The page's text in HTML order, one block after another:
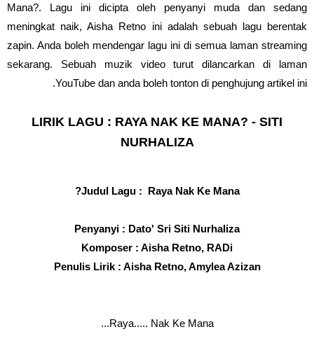
Mana?. Lagu ini dicipta oleh penyanyi muda dan sedang
meningkat naik, Aisha Retno ini adalah sebuah lagu berentak
zapin. Anda boleh mendengar lagu ini di semua laman streaming
sekarang. Sebuah muzik video turut dilancarkan di laman
YouTube dan anda boleh tonton di penghujung artikel ini.
LIRIK LAGU : RAYA NAK KE MANA? - SITI
NURHALIZA
Judul Lagu : Raya Nak Ke Mana?
Penyanyi : Dato' Sri Siti Nurhaliza
Komposer : Aisha Retno, RADi
Penulis Lirik : Aisha Retno, Amylea Azizan
Raya..... Nak Ke Mana...